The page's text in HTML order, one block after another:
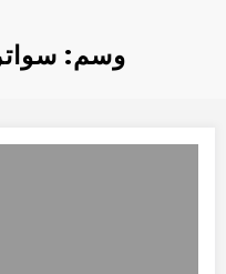
وسم: